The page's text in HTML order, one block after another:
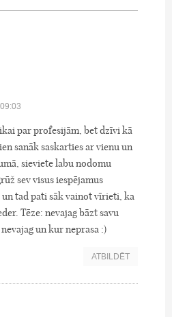
par profesijām, bet dzīvi kā
sanāk saskarties ar vienu un
sieviete labu nodomu
sev visus iespējamus
tad pati sāk vainot vīrieti, ka
Tēze: nevajag bāzt savu
un kur neprasa :)
ATBILDĒT